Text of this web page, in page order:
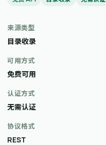
来源类型
目录收录
可用方式
免费可用
认证方式
无需认证
协议格式
REST